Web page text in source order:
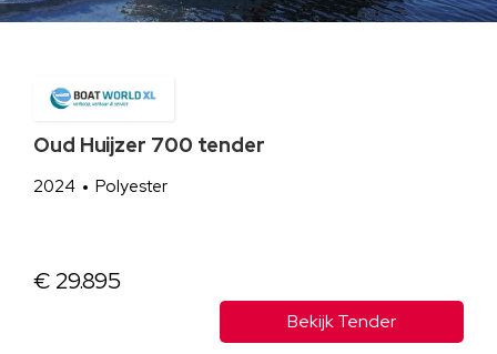
Oud Huijzer 700 tender
2024 Polyester
€ 29.895
Bekijk Tender